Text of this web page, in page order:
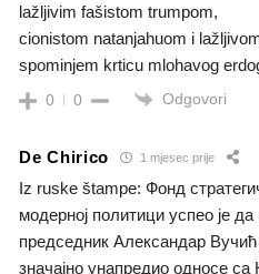
lažljivim fašistom trumpom,
cionistom natanjahuom i
spominjem krticu mlohavog
0 0 Odgovori
De Chirico 1 mjesec prije
Iz ruske štampe: Фонд
модерној политици успео је да
председник Александар Вучић
значајно унапредио односе са